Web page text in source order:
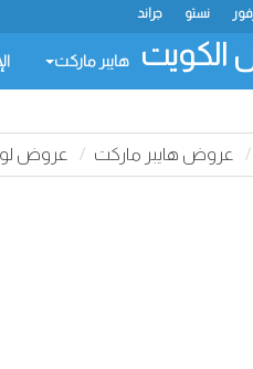
جراند نستو
هايبر ماركت
عروض هايبر ماركت عروض